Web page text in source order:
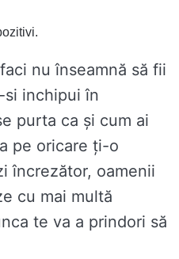
nu înseamnă să fii
si inchipui în
purta ca și cum ai
pe oricare ți-o
încrezător, oamenii
cu mai multă
te va a prindori să